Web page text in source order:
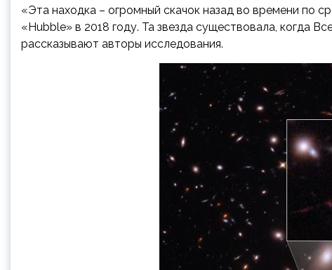
«Эта находка – огромный скачок назад во времени
«Hubble» в 2018 году. Та звезда существовала, когда
рассказывают авторы исследования.